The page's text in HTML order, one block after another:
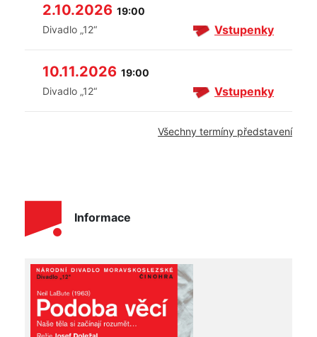
Informace
2.10.2026 19:00
Divadlo „12“
Vstupenky
10.11.2026 19:00
Divadlo „12“
Vstupenky
Všechny termíny představení